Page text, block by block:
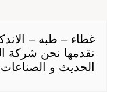
نقدمها نحن شركة
الحديث و